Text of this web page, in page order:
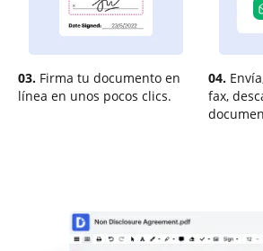
03. Firma tu documento en
línea en unos pocos clics.
04.
fax,